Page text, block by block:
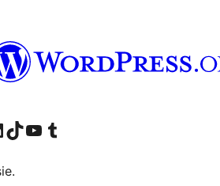
Facebook
compte Instagram
notre compte LinkedIn
Visiter notre compte TokTok
Visiter notre chaîne YouTube
Visiter notre compte Tumblr